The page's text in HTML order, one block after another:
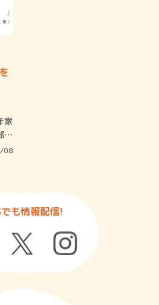
家
門
08
でも情報配信!